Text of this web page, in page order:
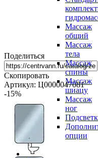
Массаж
общий
Массаж
тела
Массаж
спины
Массаж
шиацу
Массаж
ног
опции
Поделиться
Скопировать
Артикул: Ц0000047081
-15%